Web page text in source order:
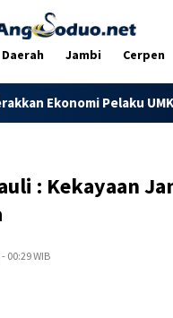
Daerah Jambi Cerpen
UMKM
: Kekayaan
00:29 WIB